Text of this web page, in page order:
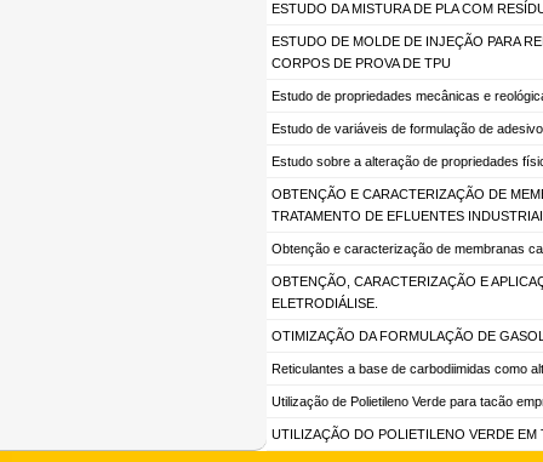
ESTUDO DA MISTURA DE PLA COM
ESTUDO DE MOLDE DE INJEÇÃO PARA
CORPOS DE PROVA DE TPU
Estudo de propriedades mecânicas e
Estudo de variáveis de formulação de
Estudo sobre a alteração de propriedades
OBTENÇÃO E CARACTERIZAÇÃO DE
TRATAMENTO DE EFLUENTES
Obtenção e caracterização de membranas
OBTENÇÃO, CARACTERIZAÇÃO E
ELETRODIÁLISE.
OTIMIZAÇÃO DA FORMULAÇÃO DE
Reticulantes a base de carbodiimidas como
Utilização de Polietileno Verde para tacão
UTILIZAÇÃO DO POLIETILENO VERDE EM